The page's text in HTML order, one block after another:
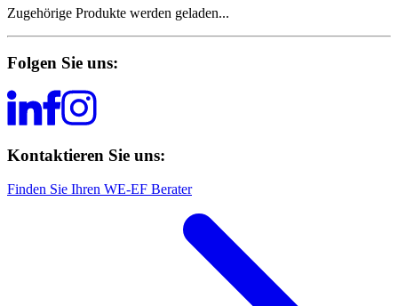
Zugehörige Produkte werden geladen...
Folgen Sie uns:
Kontaktieren Sie uns:
Finden Sie Ihren WE-EF Berater